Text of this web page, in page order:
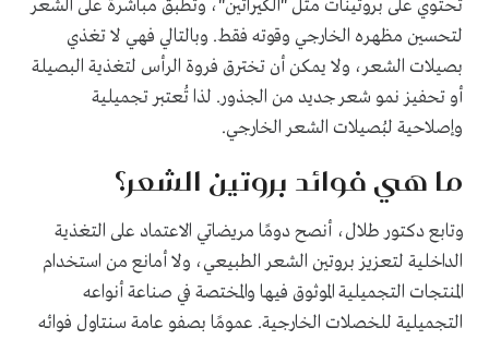
تحتوي على بروتينات مثل "الكيراتين"، وتُطبق مباشرةً على الشعر
لتحسين مظهره الخارجي وقوته فقط. وبالتالي فهي لا تغذي
بصيلات الشعر، ولا يمكن أن تخترق فروة الرأس لتغذية البصيلة
أو تحفيز نمو شعر جديد من الجذور. لذا تُعتبر تجميلية
وإصلاحية لبُصيلات الشعر الخارجي.
ما هي فوائد بروتين الشعر؟
وتابع دكتور طلال، أنصح دومًا مريضاتي الاعتماد على التغذية
الداخلية لتعزيز بروتين الشعر الطبيعي، ولا أمانع من استخدام
المنتجات التجميلية الموثوق فيها والمختصة في صناعة أنواعه
التجميلية للخصلات الخارجية. عمومًا بصفو عامة سنتاول فوائه